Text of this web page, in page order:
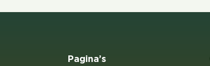
Pagina’s